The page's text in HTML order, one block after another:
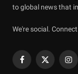
to global news that
We're social.
Facebook
X